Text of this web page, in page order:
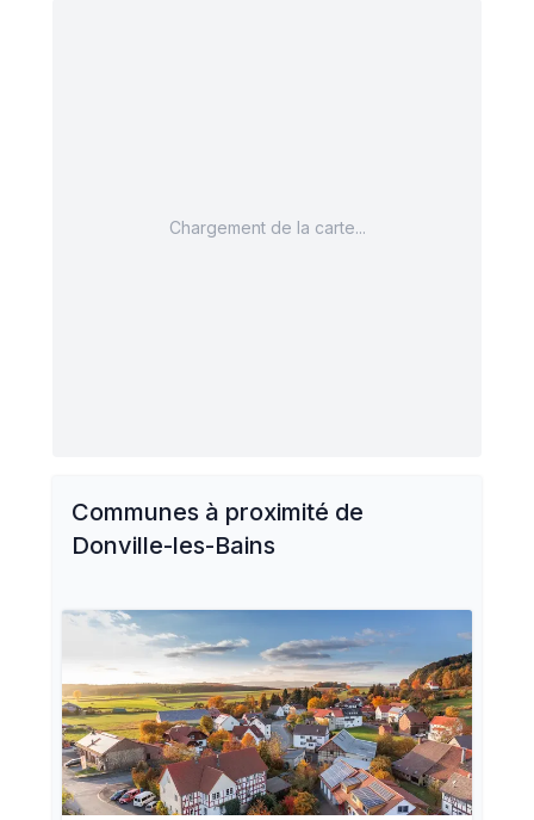
Chargement de la carte...
Communes à proximité de
Donville-les-Bains